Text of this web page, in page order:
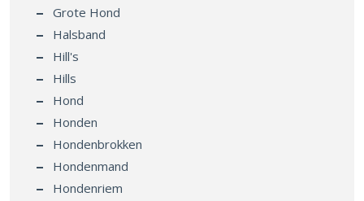
Grote Hond
Halsband
Hill's
Hills
Hond
Honden
Hondenbrokken
Hondenmand
Hondenriem